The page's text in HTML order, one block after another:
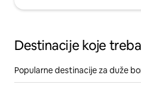
Destinacije koje
Popularne destinacije za duže